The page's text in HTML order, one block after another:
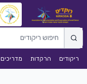
ריקודים הרקדות מדריכים